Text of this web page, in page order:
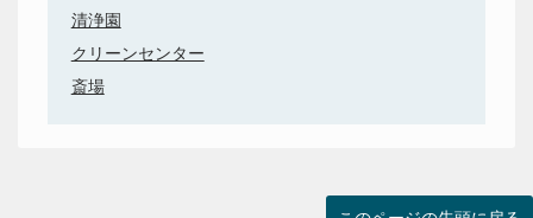
清浄園
クリーンセンター
斎場